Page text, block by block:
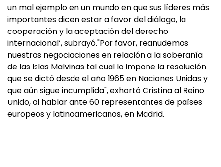
un mal ejemplo en un mundo en que sus líderes más
importantes dicen estar a favor del diálogo, la
cooperación y la aceptación del derecho
internacional‘, subrayó."Por favor, reanudemos
nuestras negociaciones en relación a la soberanía
de las Islas Malvinas tal cual lo impone la resolución
que se dictó desde el año 1965 en Naciones Unidas y
que aún sigue incumplida", exhortó Cristina al Reino
Unido, al hablar ante 60 representantes de países
europeos y latinoamericanos, en Madrid.